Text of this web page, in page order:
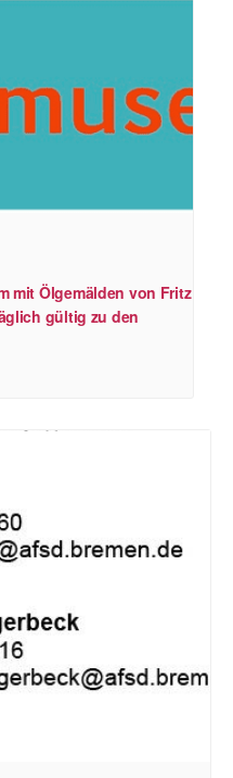
mit Ölgemälden von Fritz
gültig zu den